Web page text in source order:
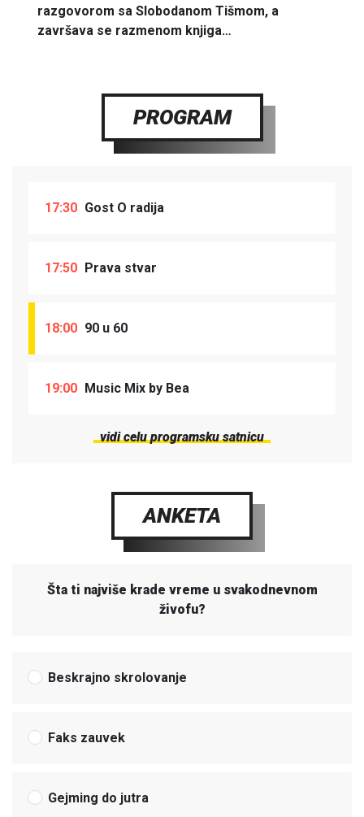
razgovorom sa Slobodanom Tišmom, a
završava se razmenom knjiga…
PROGRAM
17:30 Gost O radija
17:50 Prava stvar
18:00 90 u 60
19:00 Music Mix by Bea
vidi celu programsku satnicu
ANKETA
Šta ti najviše krade vreme u svakodnevnom
živofu?
Beskrajno skrolovanje
Faks zauvek
Gejming do jutra